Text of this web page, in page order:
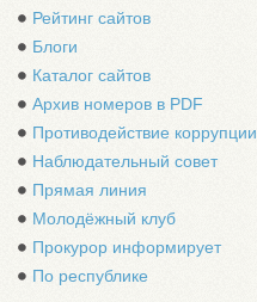
Рейтинг сайтов
Блоги
Каталог сайтов
Архив номеров в PDF
Противодействие коррупции
Наблюдательный совет
Прямая линия
Молодёжный клуб
Прокурор информирует
По республике